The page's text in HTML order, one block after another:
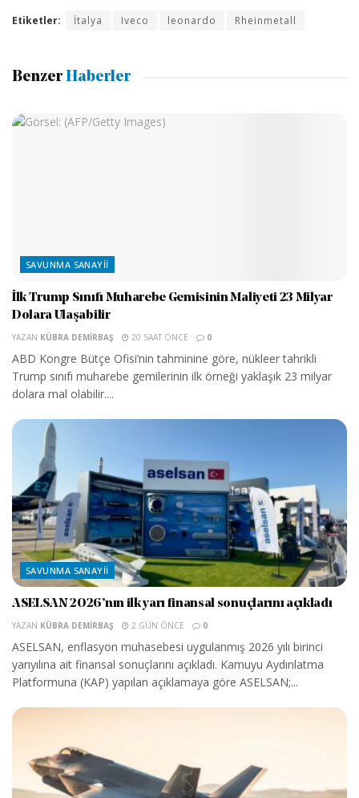
Etiketler: İtalya Iveco leonardo Rheinmetall
Benzer Haberler
SAVUNMA SANAYII
İlk Trump Sınıfı Muharebe Gemisinin Maliyeti 23 Milyar
Dolara Ulaşabilir
YAZAN KÜBRA DEMIRBAŞ 20 SAAT ÖNCE 0
ABD Kongre Bütçe Ofisi’nin tahminine göre, nükleer tahrikli
Trump sınıfı muharebe gemilerinin ilk örneği yaklaşık 23 milyar
dolara mal olabilir....
SAVUNMA SANAYII
ASELSAN 2026’nın ilk yarı finansal sonuçlarını açıkladı
YAZAN KÜBRA DEMIRBAŞ 2 GÜN ÖNCE 0
ASELSAN, enflasyon muhasebesi uygulanmış 2026 yılı birinci
yarıyılına ait finansal sonuçlarını açıkladı. Kamuyu Aydınlatma
Platformuna (KAP) yapılan açıklamaya göre ASELSAN;...